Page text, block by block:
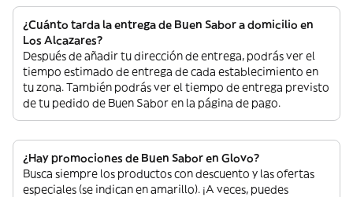
¿Cuánto tarda la entrega de Buen Sabor a domicilio en
Los Alcazares?
Después de añadir tu dirección de entrega, podrás ver el
tiempo estimado de entrega de cada establecimiento en
tu zona. También podrás ver el tiempo de entrega previsto
de tu pedido de Buen Sabor en la página de pago.
¿Hay promociones de Buen Sabor en Glovo?
Busca siempre los productos con descuento y las ofertas
especiales (se indican en amarillo). ¡A veces, puedes